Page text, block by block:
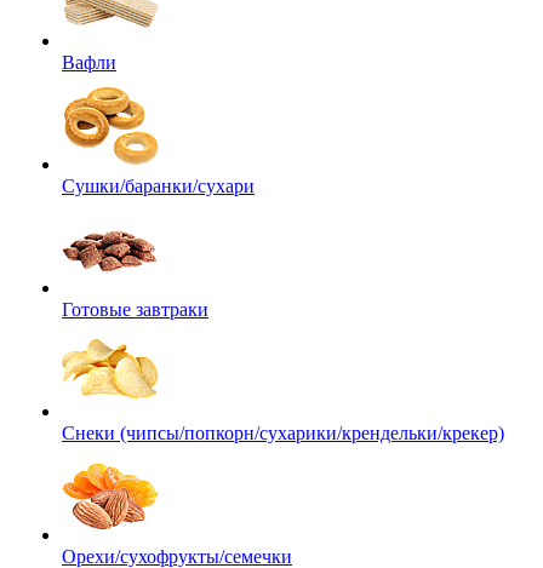
Вафли
Сушки/баранки/сухари
Готовые завтраки
Снеки (чипсы/попкорн/сухарики/крендельки/крекер)
Орехи/сухофрукты/семечки